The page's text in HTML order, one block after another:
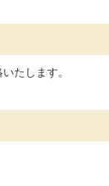
たします。